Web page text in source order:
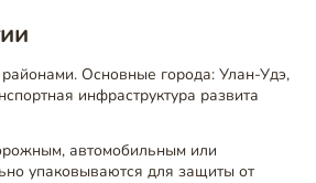
Основные города: Улан-Удэ,
инфраструктура развита
автомобильным или
упаковываются для защиты от